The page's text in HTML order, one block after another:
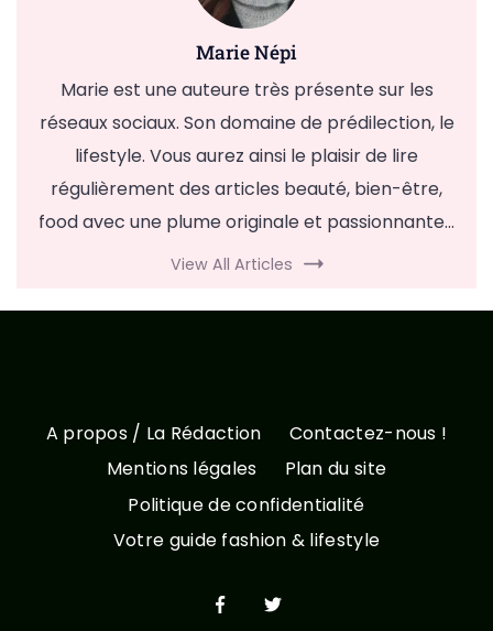
Marie Népi
Marie est une auteure très présente sur les
réseaux sociaux. Son domaine de prédilection, le
lifestyle. Vous aurez ainsi le plaisir de lire
régulièrement des articles beauté, bien-être,
food avec une plume originale et passionnante...
View All Articles
A propos / La Rédaction
Contactez-nous !
Mentions légales
Plan du site
Politique de confidentialité
Votre guide fashion & lifestyle